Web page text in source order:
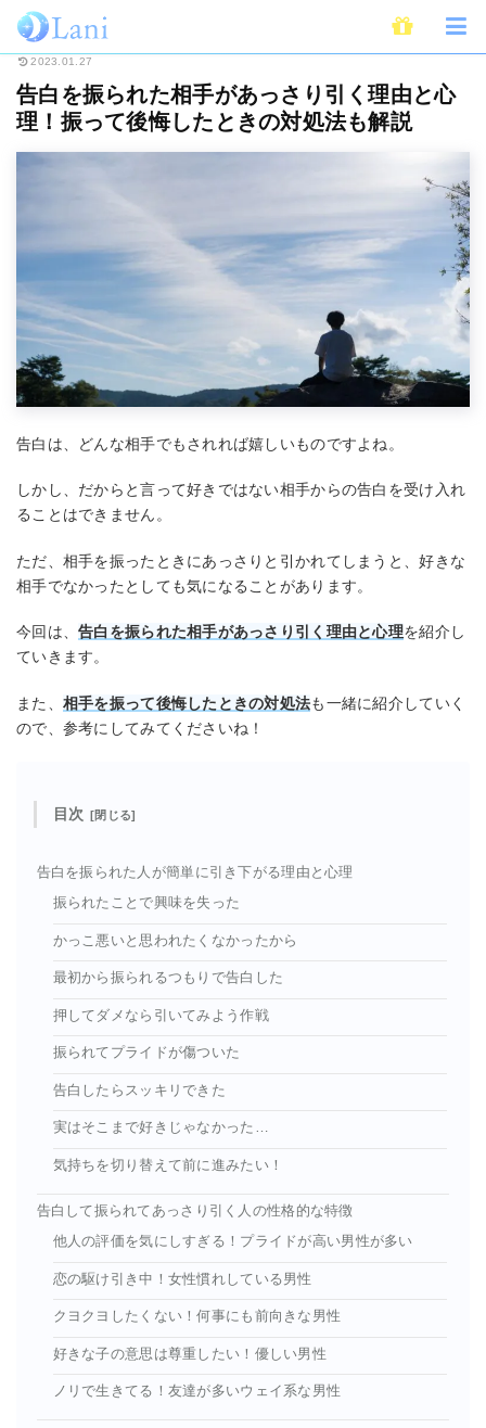
ホーム 恋愛 告白を振られた相手があっさり引く理由と心理！振って後悔
2023.01.27
告白を振られた相手があっさり引く理由と心
理！振って後悔したときの対処法も解説
告白は、どんな相手でもされれば嬉しいものですよね。
しかし、だからと言って好きではない相手からの告白を受け入れ
ることはできません。
ただ、相手を振ったときにあっさりと引かれてしまうと、好きな
相手でなかったとしても気になることがあります。
今回は、告白を振られた相手があっさり引く理由と心理を紹介し
ていきます。
また、 相手を振って後悔したときの対処法も一緒に紹介していく
ので、参考にしてみてくださいね！
目次
告白を振られた人が簡単に引き下がる理由と心理
振られたことで興味を失った
かっこ悪いと思われたくなかったから
最初から振られるつもりで告白した
押してダメなら引いてみよう作戦
振られてプライドが傷ついた
告白したらスッキリできた
実はそこまで好きじゃなかった…
気持ちを切り替えて前に進みたい！
告白して振られてあっさり引く人の性格的な特徴
他人の評価を気にしすぎる！プライドが高い男性が多い
恋の駆け引き中！女性慣れしている男性
クヨクヨしたくない！何事にも前向きな男性
好きな子の意思は尊重したい！優しい男性
ノリで生きてる！友達が多いウェイ系な男性